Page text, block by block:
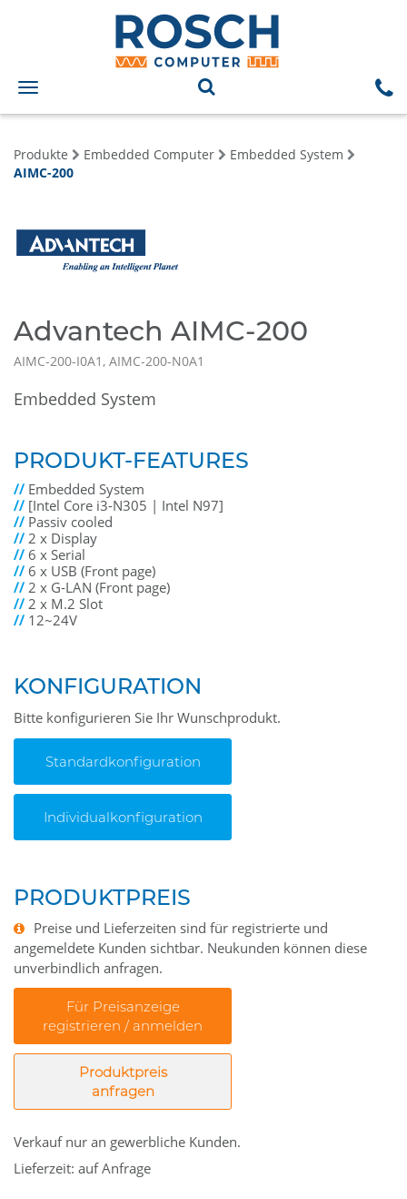
Toggle
navigation
Produkte Embedded Computer
Embedded System
AIMC-200
Advantech AIMC-200
AIMC-200-I0A1, AIMC-200-N0A1
Embedded System
PRODUKT-FEATURES
// Embedded System
// [Intel Core i3-N305 | Intel N97]
// Passiv cooled
//2 x Display
// 6 x Serial
// 6 x USB (Front page)
//2 x G-LAN (Front page)
//2 x M.2 Slot
// 12~24V
KONFIGURATION
Bitte konfigurieren Sie Ihr Wunschprodukt.
Standardkonfiguration
Individualkonfiguration
PRODUKTPREIS
Preise und Lieferzeiten sind für registrierte und
angemeldete Kunden sichtbar. Neukunden können diese
unverbindlich anfragen.
Für Preisanzeige
registrieren / anmelden
Produktpreis
anfragen
Verkauf nur an gewerbliche Kunden.
Lieferzeit: auf Anfrage